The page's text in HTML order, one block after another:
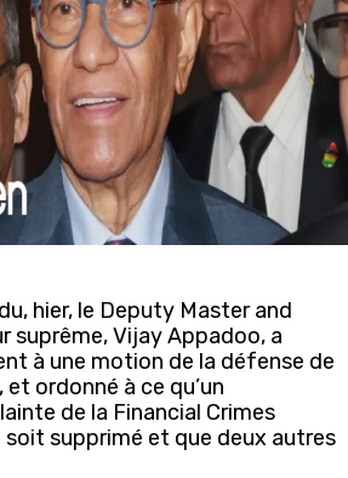
hier, le Deputy Master and
suprême, Vijay Appadoo, a
à une motion de la défense de
ordonné à ce qu’un
de la Financial Crimes
soit supprimé et que deux autres